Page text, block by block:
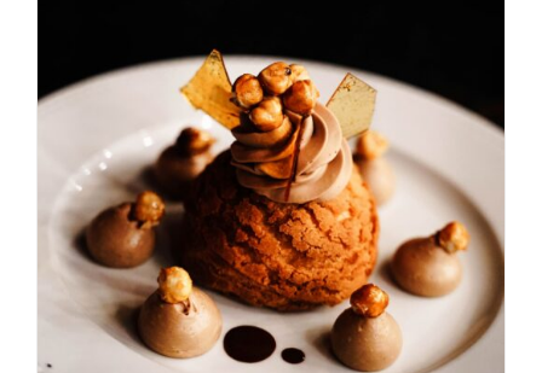
AGGIUNGI AL CARRELLO / DETAILS